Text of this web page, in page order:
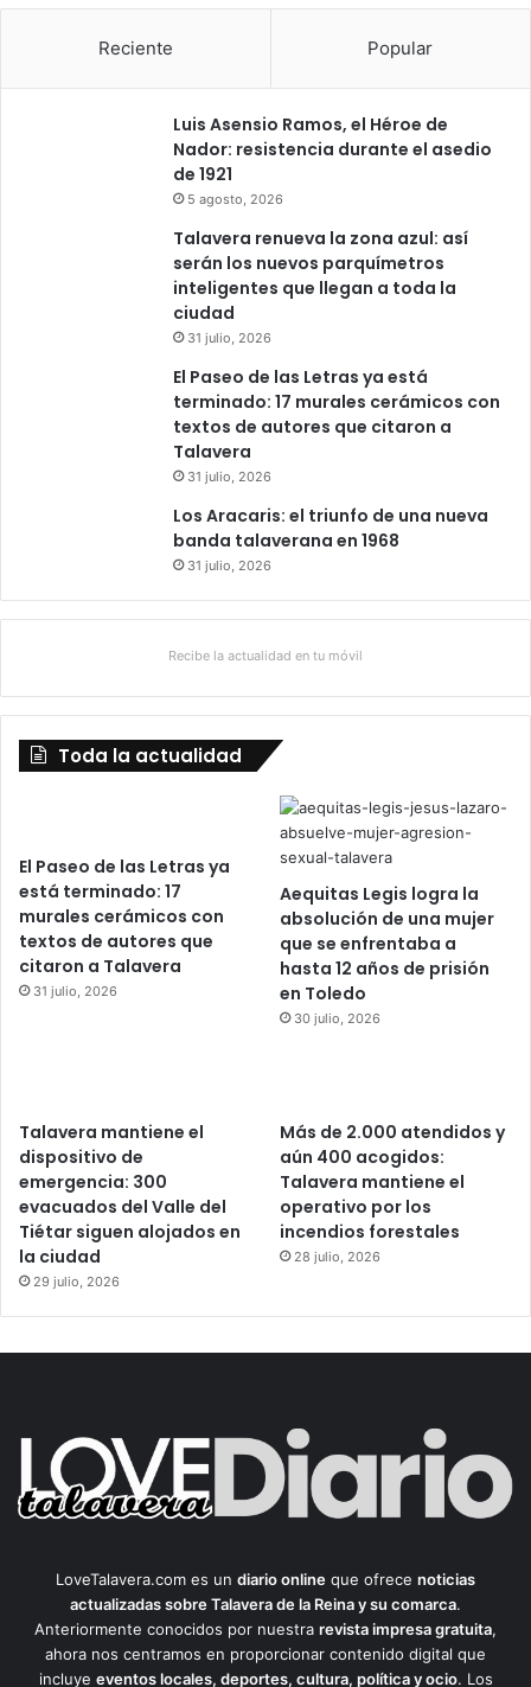
Reciente Popular
Luis Asensio Ramos, el Héroe de
Nador: resistencia durante el asedio
de 1921
5 agosto, 2026
Talavera renueva la zona azul: así
serán los nuevos parquímetros
inteligentes que llegan a toda la
ciudad
31 julio, 2026
El Paseo de las Letras ya está
terminado: 17 murales cerámicos con
textos de autores que citaron a
Talavera
31 julio, 2026
Los Aracaris: el triunfo de una nueva
banda talaverana en 1968
31 julio, 2026
Recibe la actualidad en tu móvil
Toda la actualidad
El Paseo de las Letras ya
está terminado: 17
murales cerámicos con
textos de autores que
citaron a Talavera
31 julio, 2026
Aequitas Legis logra la
absolución de una mujer
que se enfrentaba a
hasta 12 años de prisión
en Toledo
30 julio, 2026
Talavera mantiene el
dispositivo de
emergencia: 300
evacuados del Valle del
Tiétar siguen alojados en
la ciudad
29 julio, 2026
Más de 2.000 atendidos y
aún 400 acogidos:
Talavera mantiene el
operativo por los
incendios forestales
28 julio, 2026
LoveTalavera.com es un diario online que ofrece noticias
actualizadas sobre Talavera de la Reina y su comarca.
Anteriormente conocidos por nuestra revista impresa gratuita,
ahora nos centramos en proporcionar contenido digital que
incluye eventos locales, deportes, cultura, política y ocio. Los